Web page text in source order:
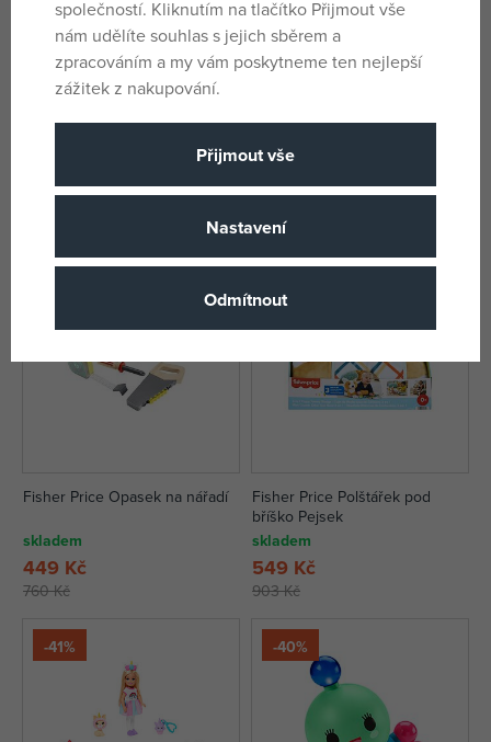
339 Kč
skladem
751 Kč
-41%
Fisher Price Opasek na nářadí
skladem
760 Kč
449 Kč
-39%
Fisher Price Polštářek pod
bříško Pejsek
skladem
903 Kč
549 Kč
-41% -40%
společností. Kliknutím na tlačítko Přijmout vše
nám udělíte souhlas s jejich sběrem a
zpracováním a my vám poskytneme ten nejlepší
zážitek z nakupování.
Přijmout vše
Nastavení
Odmítnout